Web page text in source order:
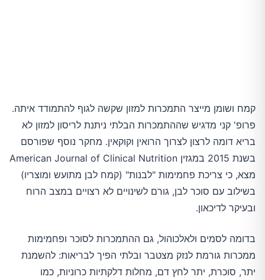
קמח ושומן מייצר התמכרות למזון שקשה לגוף להתמודד איתה.
פרופ' קני מדגיש שההתמכרות הבלתי ניתנת לריסון למזון לא
בריא דומה לרצון לצרוך הרואין וקוקאין. מחקר נוסף שפורסם
בשנת 2015 במגזין American Journal of Clinical Nutrition
מצא, כי צריכת פחמימות "לבנות" (קמח לבן מתועש ומוצריו)
בשילוב עם סוכר לבן, גורם לשינויים לא רצויים במצב הרוח
ובעיקר לדיכאון.
בדומה לסמים ולאלכוהול, גם ההתמכרות לסוכר ופחמימות
ממכרות גורמת לנזק מצטבר ובלתי הפיך לבריאות: להשמנת
יתר, סוכרת, יתר לחץ דם, מחלות דלקתיות כרוניות, כמו